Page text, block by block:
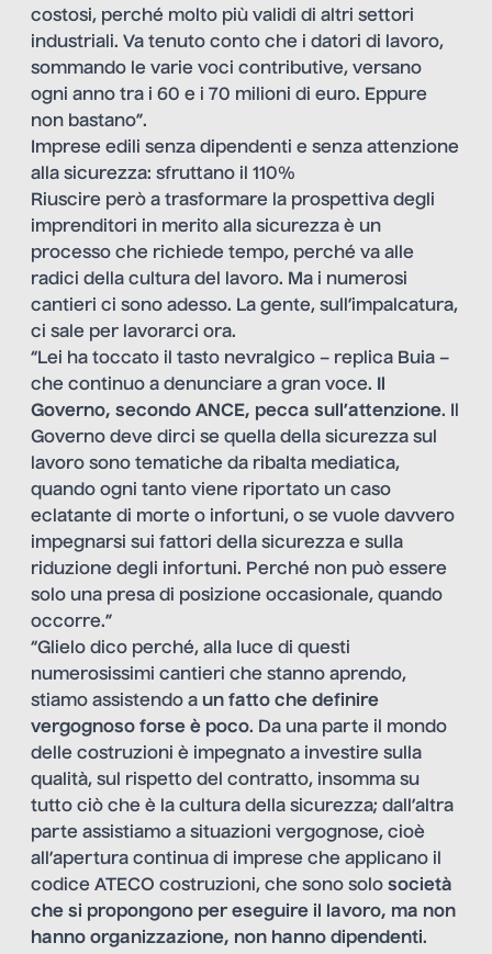
costosi, perché molto più validi di altri settori
industriali. Va tenuto conto che i datori di lavoro,
sommando le varie voci contributive, versano
ogni anno tra i 60 e i 70 milioni di euro. Eppure
non bastano”.
Imprese edili senza dipendenti e senza attenzione
alla sicurezza: sfruttano il 110%
Riuscire però a trasformare la prospettiva degli
imprenditori in merito alla sicurezza è un
processo che richiede tempo, perché va alle
radici della cultura del lavoro. Ma i numerosi
cantieri ci sono adesso. La gente, sull’impalcatura,
ci sale per lavorarci ora.
“Lei ha toccato il tasto nevralgico – replica Buia –
che continuo a denunciare a gran voce.
Governo, secondo ANCE, pecca sull’attenzione. Il
Governo deve dirci se quella della sicurezza sul
lavoro sono tematiche da ribalta mediatica,
quando ogni tanto viene riportato un caso
eclatante di morte o infortuni, o se vuole davvero
impegnarsi sui fattori della sicurezza e sulla
riduzione degli infortuni. Perché non può essere
solo una presa di posizione occasionale, quando
occorre.”
“Glielo dico perché, alla luce di questi
numerosissimi cantieri che stanno aprendo,
stiamo assistendo a un fatto che definire
vergognoso forse è poco. Da una parte il mondo
delle costruzioni è impegnato a investire sulla
qualità, sul rispetto del contratto, insomma su
tutto ciò che è la cultura della sicurezza; dall’altra
parte assistiamo a situazioni vergognose, cioè
all’apertura continua di imprese che applicano il
codice ATECO costruzioni, che sono solo società
che si propongono per eseguire il lavoro, ma non
hanno organizzazione, non hanno dipendenti.